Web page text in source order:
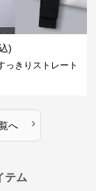
)
っきりストレート
へ ›
テム